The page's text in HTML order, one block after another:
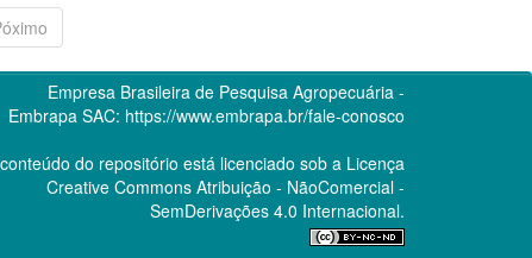
Empresa Brasileira de Pesquisa Agropecuária -
Embrapa SAC: https://www.embrapa.br/fale-conosco
do repositório está licenciado sob a Licença
Creative CommonsAtribuição - NãoComercial -
SemDerivações 4.0 Internacional.